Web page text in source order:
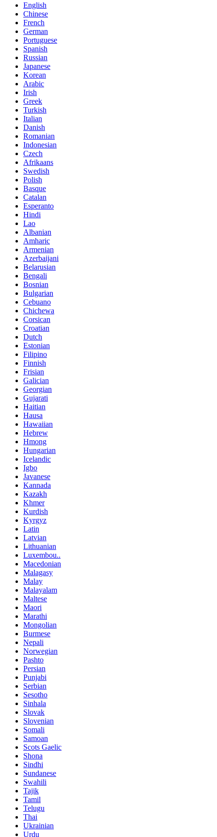
English
Chinese
French
German
Portuguese
Spanish
Russian
Japanese
Korean
Arabic
Irish
Greek
Turkish
Italian
Danish
Romanian
Indonesian
Czech
Afrikaans
Swedish
Polish
Basque
Catalan
Esperanto
Hindi
Lao
Albanian
Amharic
Armenian
Azerbaijani
Belarusian
Bengali
Bosnian
Bulgarian
Cebuano
Chichewa
Corsican
Croatian
Dutch
Estonian
Filipino
Finnish
Frisian
Galician
Georgian
Gujarati
Haitian
Hausa
Hawaiian
Hebrew
Hmong
Hungarian
Icelandic
Igbo
Javanese
Kannada
Kazakh
Khmer
Kurdish
Kyrgyz
Latin
Latvian
Lithuanian
Luxembou..
Macedonian
Malagasy
Malay
Malayalam
Maltese
Maori
Marathi
Mongolian
Burmese
Nepali
Norwegian
Pashto
Persian
Punjabi
Serbian
Sesotho
Sinhala
Slovak
Slovenian
Somali
Samoan
Scots Gaelic
Shona
Sindhi
Sundanese
Swahili
Tajik
Tamil
Telugu
Thai
Ukrainian
Urdu